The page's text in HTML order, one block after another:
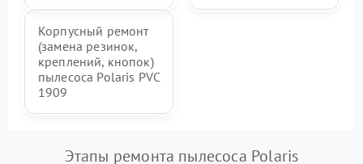
Корпусный ремонт
(замена резинок,
креплений, кнопок)
пылесоса Polaris PVC
1909
Этапы ремонта пылесоса Polaris